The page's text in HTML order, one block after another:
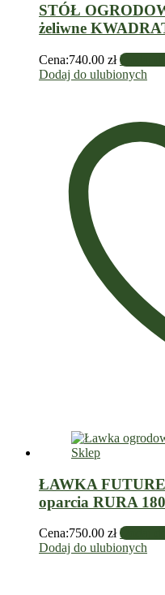
STÓŁ
żeliwne
Cena:740.00 zł Dodaj
Dodaj do ulubionych
ŁAWKA
oparcia RURA
Cena:750.00 zł Dodaj
Dodaj do ulubionych